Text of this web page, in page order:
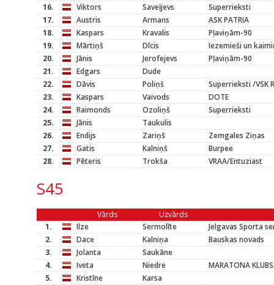
16.
Viktors Saveļjevs
Superrieksti
17.
Austris Armans
ASK PATRIA
18.
Kaspars Kravalis
Pļaviņām-90
19.
Mārtiņš Dīcis
Iezemieši un
20.
Jānis Jerofejevs
Pļaviņām-90
21.
Edgars
Dude
22.
Dāvis Poliņš
Superrieksti /VSK
23.
Kaspars Vaivods
DOTE
24.
Raimonds Ozoliņš
Superrieksti
25.
Jānis
Taukulis
26.
Endijs Zariņš
Zemgales Ziņas
27.
Gatis Kalniņš
Burpee
28.
Pēteris Trokša VRAA/Entuziast
S45
Vārds
Uzvārds
1.
Ilze Sermolīte
Jelgavas Sporta
2.
Dace Kalniņa
Bauskas novads
3.
Jolanta
Saukāne
4.
Iveta Niedre
MARATONA
5.
Kristīne Karsa